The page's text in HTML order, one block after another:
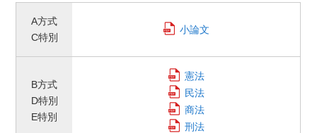
A方式
C特別
小論文
B方式
D特別
E特別
憲法
民法
商法
刑法